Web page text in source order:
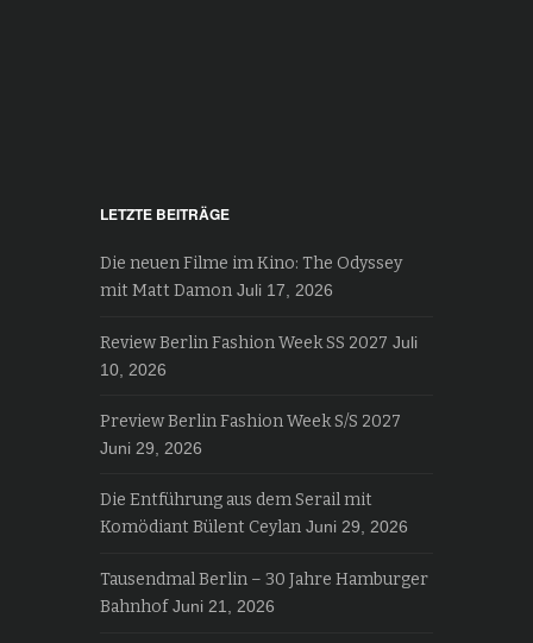
LETZTE BEITRÄGE
Die neuen Filme im Kino: The Odyssey
mit Matt Damon Juli 17, 2026
Review Berlin Fashion Week SS 2027 Juli
10, 2026
Preview Berlin Fashion Week S/S 2027
Juni 29, 2026
Die Entführung aus dem Serail mit
Komödiant Bülent Ceylan Juni 29, 2026
Tausendmal Berlin – 30 Jahre Hamburger
Bahnhof Juni 21, 2026